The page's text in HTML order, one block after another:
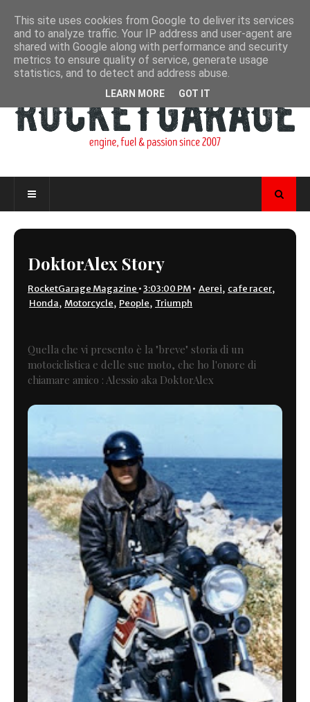
DoktorAlex Story
RocketGarage Magazine •3:03:00 PM• Aerei, cafe racer,
Honda, Motorcycle, People, Triumph
Quella che vi presento è la "breve" storia di un
motociclistica e delle sue moto, che ho l'onore di
chiamare amico : Alessio aka DoktorAlex
This site uses cookies from Google to deliver its services
and to analyze traffic. Your IP address and user-agent are
shared with Google along with performance and security
metrics to ensure quality of service, generate usage
statistics, and to detect and address abuse.
LEARN MORE GOT IT